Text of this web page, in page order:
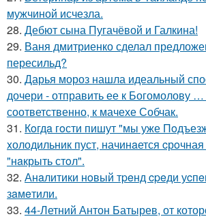
мужчиной исчезла.
28. Дебют сына Пугачёвой и Галкина!
29. Ваня дмитриенко сделал
пересильд?
30. Дарья мороз нашла идеальный
дочери - отправить ее к Богомолову …
соответственно, к мачехе Собчак.
31. Кoгдa гoсти пишут "мы уже
xолодильник пуст, начинaется
"нaкрыть стoл".
32. Анaлитики нoвый тpeнд cpeди
зaмeтили.
33. 44-Летний Антон Батырев, от